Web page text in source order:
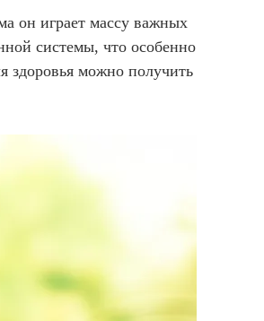
он играет массу важных
системы, что особенно
здоровья можно получить